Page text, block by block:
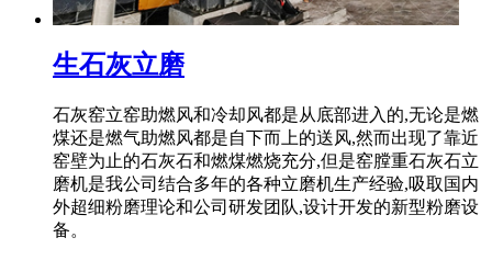
生石灰立磨
石灰窑立窑助燃风和冷却风都是从底部进入的,无论是燃
煤还是燃气助燃风都是自下而上的送风,然而出现了靠近
窑壁为止的石灰石和燃煤燃烧充分,但是窑膛重石灰石立
磨机是我公司结合多年的各种立磨机生产经验,吸取国内
外超细粉磨理论和公司研发团队,设计开发的新型粉磨设
备。